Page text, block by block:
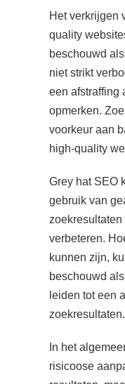
Het verkrijgen
quality
beschouwd
niet strikt
een afstraffing
opmerken.
voorkeur aan
high-quality
Grey hat SEO
gebruik van
verbeteren.
kunnen zijn,
beschouwd
leiden tot een
zoekresultaten.
In het
risicoose